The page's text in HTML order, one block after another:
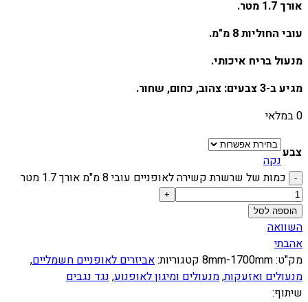
אורך 1.7 מטר.
עובי החוליות 8 מ"מ.
מנעול בריח איכותי.
מגיע ב-3 צבעים: צהוב, כחום, שחור.
0 במלאי
צבענקה
כמות של שרשרת קשירה לאופניים עובי 8 מ"מ אורך 1.7 מטר
הוספה לסל
השוואה
אהבתי
מק"ט:8mm-1700mm קטגוריות:אביזרים לאופניים חשמליים,
מנעולים ואזעקות,מנעולים ומיגון לאופנוע,נגד נגבים
שיתוף: